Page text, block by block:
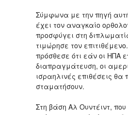
Σύμφωνα με την πηγή
έχει τον αναγκαίο
προσφύγει στη
τιμώρησε τον
πρόσθεσε ότι εάν οι ΗΠΑ
διαπραγμάτευση, οι
ισραηλινές επιθέσεις θα
σταματήσουν.
Στη βάση Αλ Ουντέιντ,